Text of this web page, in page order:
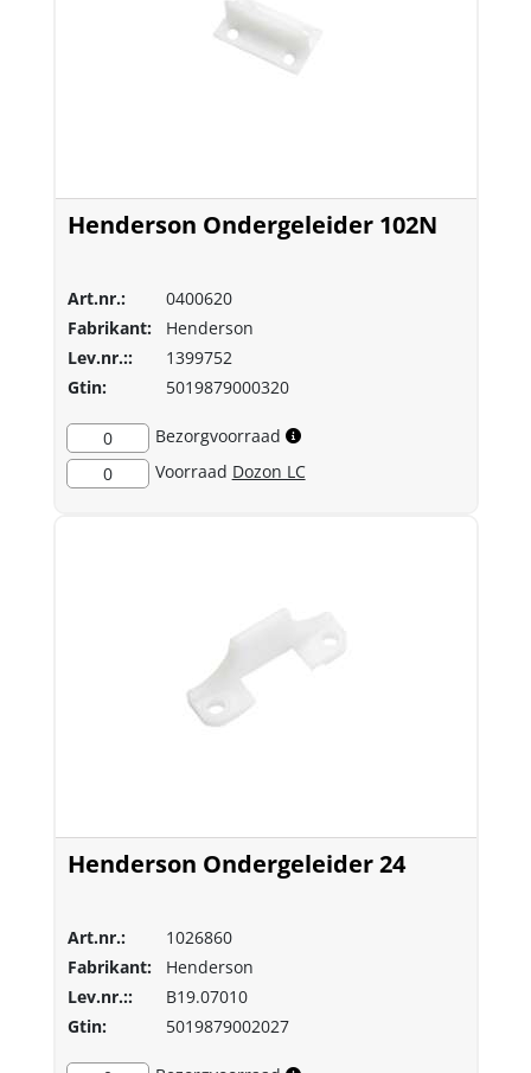
Henderson Ondergeleider 102N
Art.nr.:
0400620
Fabrikant:
Henderson
Lev.nr.::
1399752
Gtin:
5019879000320
0
Bezorgvoorraad
0
Voorraad Dozon LC
Henderson Ondergeleider 24
Art.nr.:
1026860
Fabrikant:
Henderson
Lev.nr.::
B19.07010
Gtin:
5019879002027